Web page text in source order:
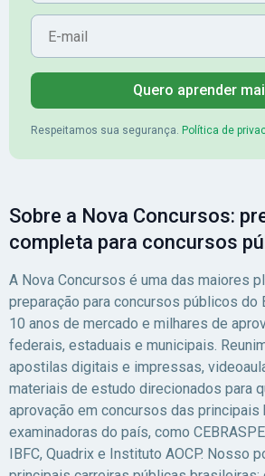
Banrisul.Charles Kelvin
Friske - Aprovado no
Banrisul
E-mail
Quero aprender
Respeitamos sua segurança. Política de
Sobre a Nova Concursos:
completa para concursos
A Nova Concursos é uma das maiores
preparação para concursos públicos do
10 anos de mercado e milhares de
federais, estaduais e municipais.
apostilas digitais e impressas,
materiais de estudo direcionados para
aprovação em concursos das principais
examinadoras do país, como CEBRASPE,
IBFC, Quadrix e Instituto AOCP. Nosso